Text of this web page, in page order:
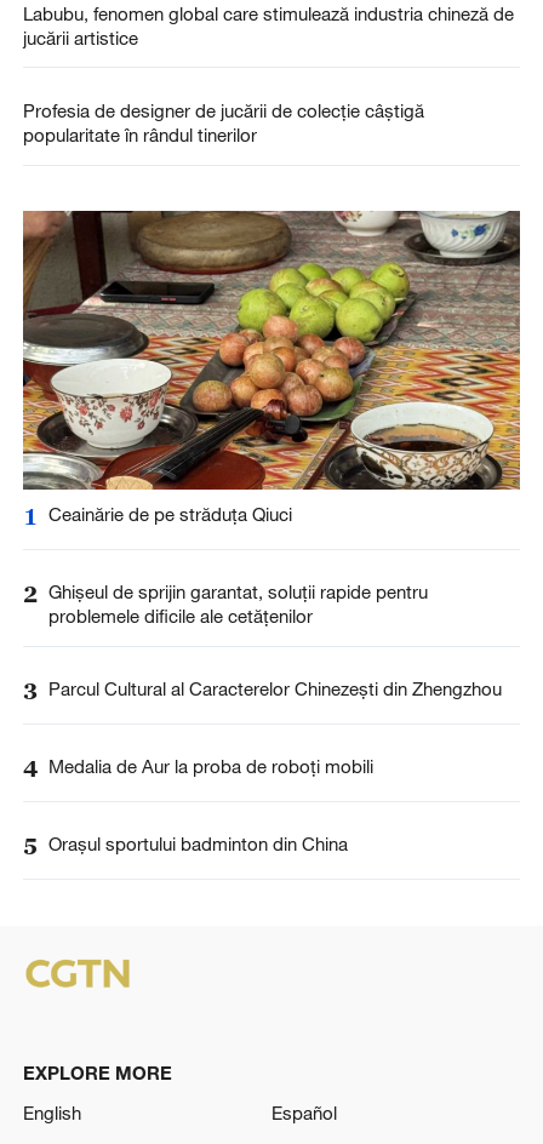
Labubu, fenomen global care stimulează industria chineză de
jucării artistice
Profesia de designer de jucării de colecție câștigă
popularitate în rândul tinerilor
1 Ceainărie de pe străduța Qiuci
2 Ghișeul de sprijin garantat, soluții rapide pentru
problemele dificile ale cetățenilor
3 Parcul Cultural al Caracterelor Chinezești din Zhengzhou
4 Medalia de Aur la proba de roboți mobili
5 Orașul sportului badminton din China
EXPLORE MORE
English
Español